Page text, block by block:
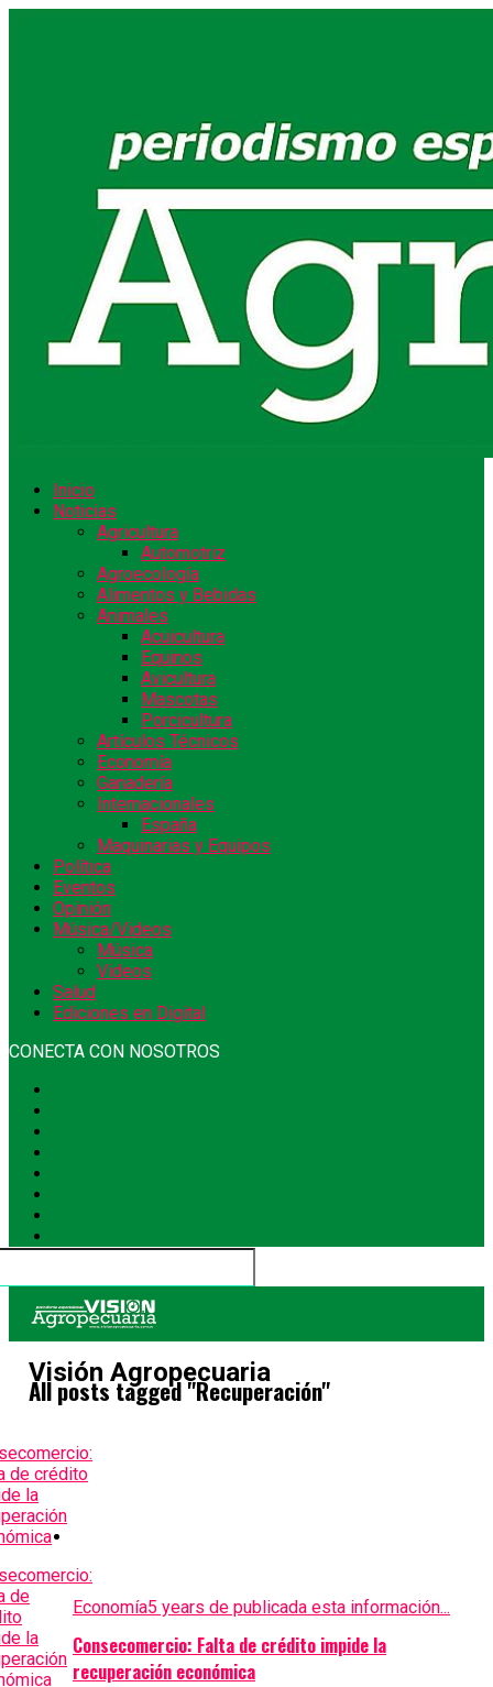
Inicio
Noticias
Agricultura
Automotriz
Agroecología
Alimentos y Bebidas
Animales
Acuicultura
Equinos
Avicultura
Mascotas
Porcicultura
Artículos Técnicos
Economía
Ganadería
Internacionales
España
Maquinarias y Equipos
Política
Eventos
Opinión
Música/Videos
Música
Videos
Salud
Ediciones en Digital
CONECTA CON NOSOTROS
Visión Agropecuaria
All posts tagged "Recuperación"
Economía5 years de publicada esta información...
Consecomercio: Falta de crédito impide la
recuperación económica